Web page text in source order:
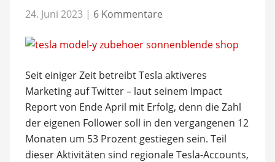
24. Juni 2023 | 6 Kommentare
Seit einiger Zeit betreibt Tesla aktiveres
Marketing auf Twitter – laut seinem Impact
Report von Ende April mit Erfolg, denn die Zahl
der eigenen Follower soll in den vergangenen 12
Monaten um 53 Prozent gestiegen sein. Teil
dieser Aktivitäten sind regionale Tesla-Accounts,